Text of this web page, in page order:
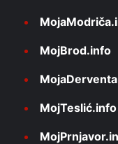
MojBrod.info
MojTeslić.info